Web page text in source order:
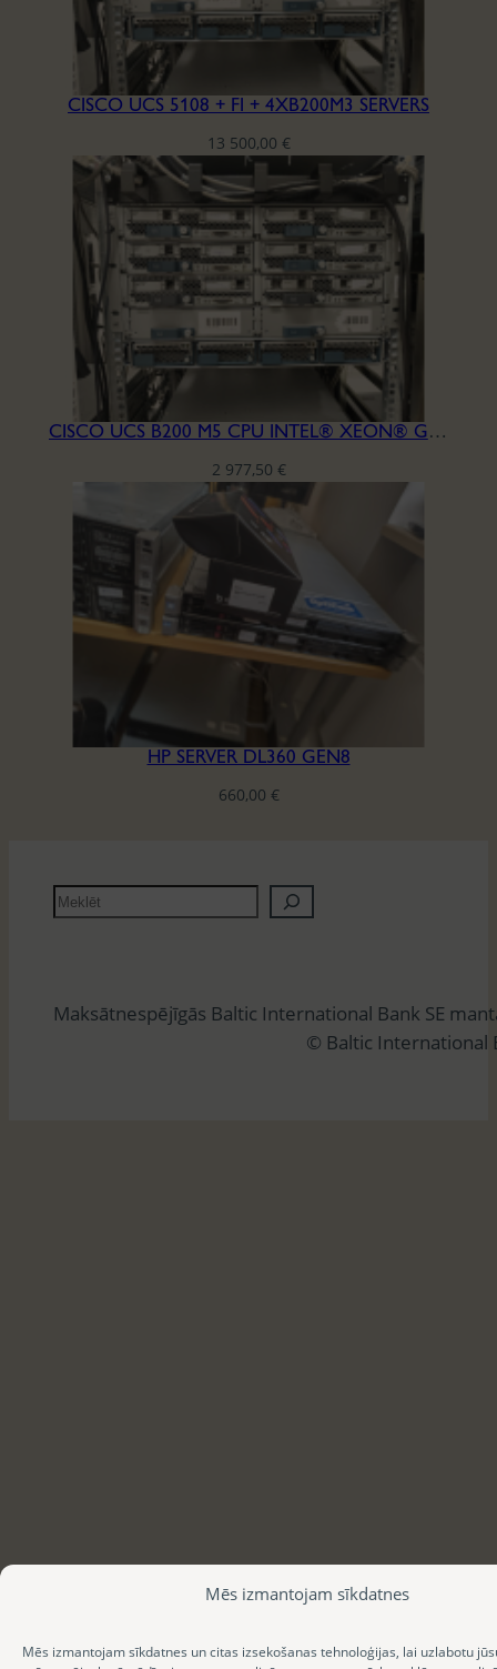
Mēs izmantojam sīkdatnes
Mēs izmantojam sīkdatnes un citas izsekošanas tehnoloģijas, lai uzlabotu
CISCO UCS 5108 + FI + 4XB200M3 SERVERS
13 500,00 €
CISCO UCS B200 M5 CPU INTEL® XEON® GOLD 5122 RAM DDR4 256GB
2 977,50 €
HP SERVER DL360 GEN8
660,00 €
M
e
ē
Maksātnespējīgās Baltic International Bank SE
© Baltic International